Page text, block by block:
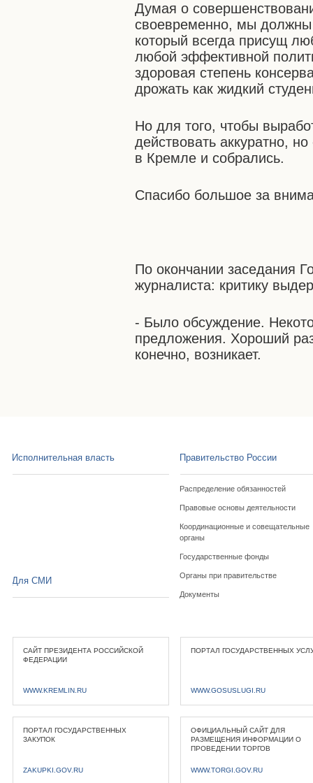
Думая о
своевременно, мы должны
который всегда присущ
любой эффективной
здоровая степень
дрожать как жидкий
Но для того, чтобы
действовать аккуратно,
в Кремле и собрались.
Спасибо большое за
По окончании заседания
журналиста: критику
- Было обсуждение.
предложения. Хороший
конечно, возникает.
Исполнительная власть Правительство России
Распределение обязанностей
Правовые основы деятельности
Координационные и совещательные
органы
Государственные фонды
Органы при правительстве
Документы
Для СМИ
САЙТ ПРЕЗИДЕНТА РОССИЙСКОЙ
ФЕДЕРАЦИИ
WWW.KREMLIN.RU
ПОРТАЛ ГОСУДАРСТВЕННЫХ
WWW.GOSUSLUGI.RU
ПОРТАЛ ГОСУДАРСТВЕННЫХ
ЗАКУПОК
ZAKUPKI.GOV.RU
ОФИЦИАЛЬНЫЙ САЙТ ДЛЯ
РАЗМЕЩЕНИЯ ИНФОРМАЦИИ О
ПРОВЕДЕНИИ ТОРГОВ
WWW.TORGI.GOV.RU